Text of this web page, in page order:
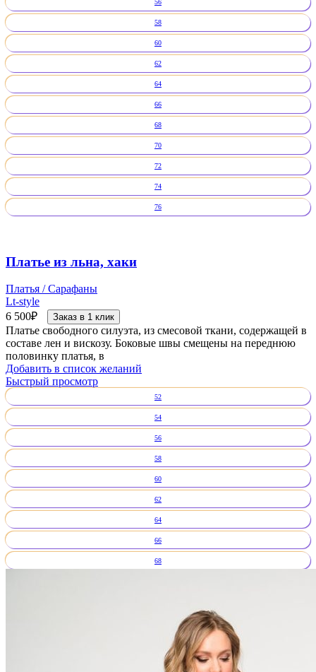
56
58
60
62
64
66
68
70
72
74
76
Платье из льна, хаки
Платья / Сарафаны
Lt-style
6 500₽ Заказ в 1 клик
Платье свободного силуэта, из смесовой ткани, содержащей в
составе лен и вискозу. Боковые швы смещены на переднюю
половинку платья, в
Добавить в список желаний
Быстрый просмотр
52
54
56
58
60
62
64
66
68